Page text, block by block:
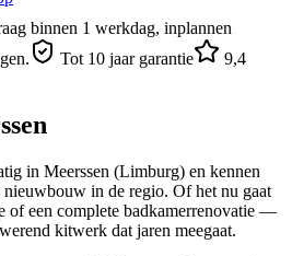
binnen 1 werkdag, inplannen
Tot 10 jaar garantie
9,4
in Meerssen (Limburg) en kennen
in de regio. Of het nu gaat
of een complete badkamerrenovatie —
kitwerk dat jaren meegaat.